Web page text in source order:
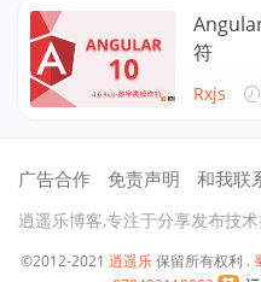
符
Rxjs
广告合作 免责声明 和我联
逍遥乐博客,专注于分享发布技
©2012-2021 逍遥乐保留所有权利 .